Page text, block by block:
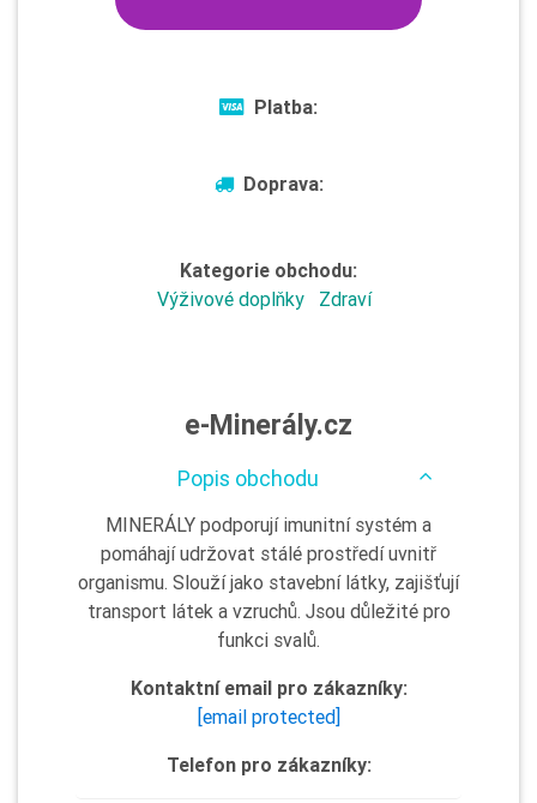
Platba:
Doprava:
Kategorie obchodu:
Výživové doplňky
Zdraví
e-Minerály.cz
Popis obchodu
MINERÁLY podporují imunitní systém a
pomáhají udržovat stálé prostředí uvnitř
organismu. Slouží jako stavební látky, zajišťují
transport látek a vzruchů. Jsou důležité pro
funkci svalů.
Kontaktní email pro zákazníky:
[email protected]
Telefon pro zákazníky: